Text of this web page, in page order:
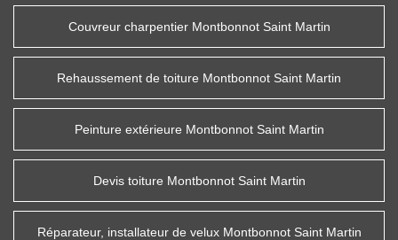
Couvreur charpentier Montbonnot Saint Martin
Rehaussement de toiture Montbonnot Saint Martin
Peinture extérieure Montbonnot Saint Martin
Devis toiture Montbonnot Saint Martin
Réparateur, installateur de velux Montbonnot Saint Martin